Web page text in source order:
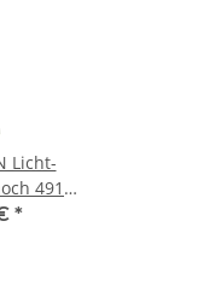
Licht-
4917
*